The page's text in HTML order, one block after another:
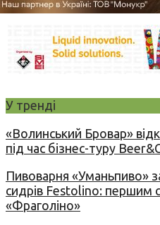
У тренді
«Волинський Бровар»
під час бізнес-туру
Пивоварня «Уманьпиво»
сидрів Festolino: першим
«Фраголіно»